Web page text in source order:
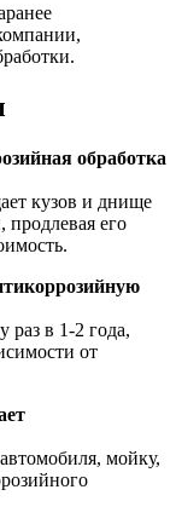
обработка
кузов и днище
продлевая его
раз в 1-2 года,
от
мойку,